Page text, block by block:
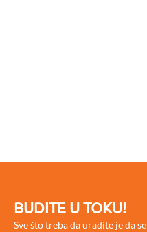
BUDITE U TOKU!
Sve što treba da uradite je da se